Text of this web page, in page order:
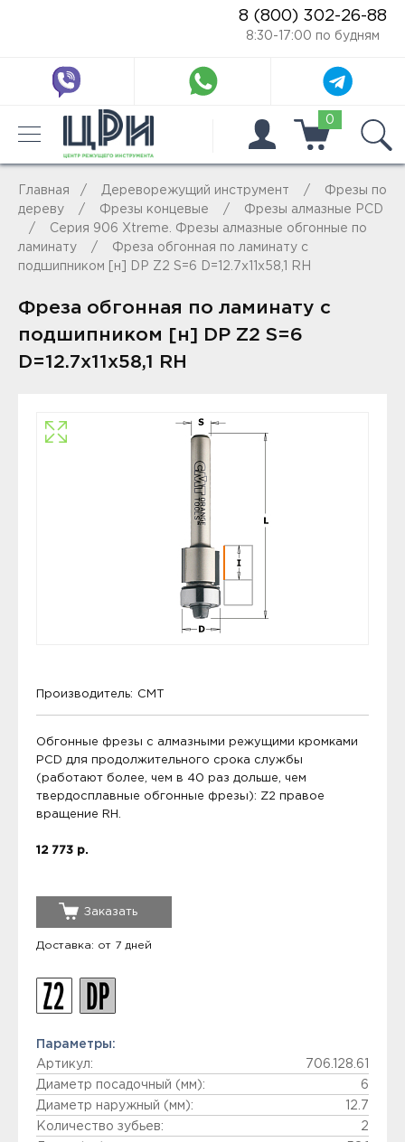
8 (800) 302-26-88
8:30-17:00 по будням
0
Главная Дереворежущий инструмент
Фрезы по
дереву
Фрезы концевые
Фрезы алмазные PCD
Серия 906 Xtreme. Фрезы алмазные обгонные по
ламинату
Фреза обгонная по ламинату с
подшипником [н] DP Z2 S=6 D=12.7x11x58,1 RH
Фреза обгонная по ламинату с
подшипником [н] DP Z2 S=6
D=12.7x11x58,1 RH
Производитель: CMT
Обгонные фрезы с алмазными режущими кромками
PCD для продолжительного срока службы
(работают более, чем в 40 раз дольше, чем
твердосплавные обгонные фрезы): Z2 правое
вращение RH.
12 773 р.
Заказать
Доставка: от 7 дней
Параметры:
Артикул:
706.128.61
Диаметр посадочный (мм):
6
Диаметр наружный (мм):
12.7
Количество зубьев:
2